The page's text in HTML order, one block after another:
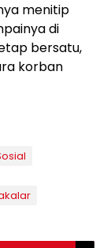
menitip
di
bersatu,
korban